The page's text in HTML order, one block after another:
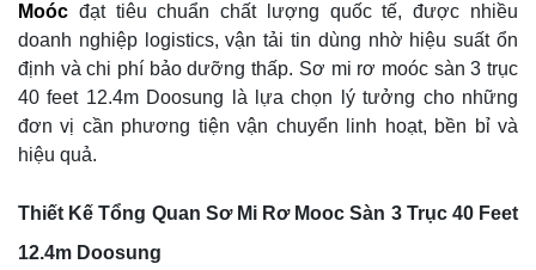
Moóc đạt tiêu chuẩn chất lượng quốc tế, được nhiều
doanh nghiệp logistics, vận tải tin dùng nhờ hiệu suất ổn
định và chi phí bảo dưỡng thấp. Sơ mi rơ moóc sàn 3 trục
40 feet 12.4m Doosung là lựa chọn lý tưởng cho những
đơn vị cần phương tiện vận chuyển linh hoạt, bền bỉ và
hiệu quả.
Thiết Kế Tổng Quan Sơ Mi Rơ Mooc Sàn 3 Trục 40 Feet
12.4m Doosung